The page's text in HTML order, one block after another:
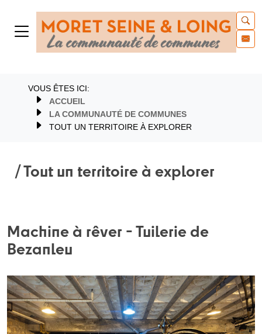
VOUS ÊTES ICI:
ACCUEIL
LA COMMUNAUTÉ DE COMMUNES
TOUT UN TERRITOIRE À EXPLORER
/ Tout un territoire à explorer
Machine à rêver - Tuilerie de
Bezanleu